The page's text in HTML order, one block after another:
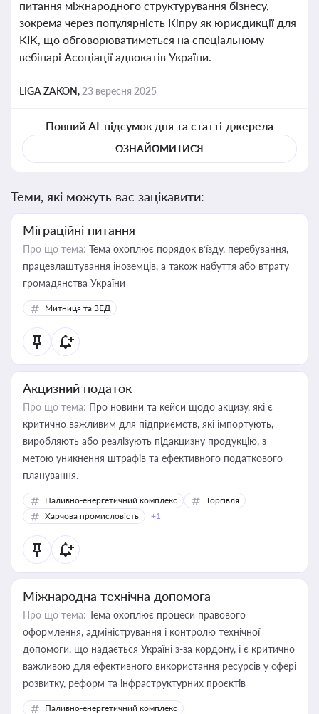
питання міжнародного структурування бізнесу,
зокрема через популярність Кіпру як юрисдикції для
КІК, що обговорюватиметься на спеціальному
вебінарі Асоціації адвокатів України.
LIGA ZAKON, 23 вересня 2025
Повний AI-підсумок дня та статті-джерела
ОЗНАЙОМИТИСЯ
Теми, які можуть вас зацікавити:
Міграційні питання
Про що тема: Тема охоплює порядок в’їзду, перебування,
працевлаштування іноземців, а також набуття або втрату
громадянства України
Митниця та ЗЕД
Акцизний податок
Про що тема: Про новини та кейси щодо акцизу, які є
критично важливим для підприємств, які імпортують,
виробляють або реалізують підакцизну продукцію, з
метою уникнення штрафів та ефективного податкового
планування.
Паливно-енергетичний комплекс
Торгівля
Харчова промисловість
+1
Міжнародна технічна допомога
Про що тема: Тема охоплює процеси правового
оформлення, адміністрування і контролю технічної
допомоги, що надається Україні з-за кордону, і є критично
важливою для ефективного використання ресурсів у сфері
розвитку, реформ та інфраструктурних проєктів
Паливно-енергетичний комплекс